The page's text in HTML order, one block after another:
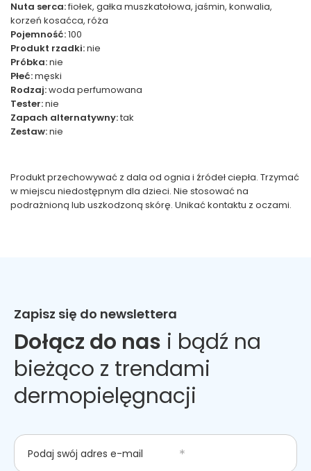
Nuta serca:fiołek, gałka muszkatołowa, jaśmin, konwalia,
korzeń kosaćca, róża
Pojemność:100
Produkt rzadki:nie
Próbka:nie
Płeć:męski
Rodzaj:woda perfumowana
Tester:nie
Zapach alternatywny:tak
Zestaw:nie
Produkt przechowywać z dala od ognia i źródeł ciepła. Trzymać
w miejscu niedostępnym dla dzieci. Nie stosować na
podrażnioną lub uszkodzoną skórę. Unikać kontaktu z oczami.
Zapisz się do newslettera
Dołącz do nas i bądź na
bieżąco z trendami
dermopielęgnacji
Podaj swój adres e-mail